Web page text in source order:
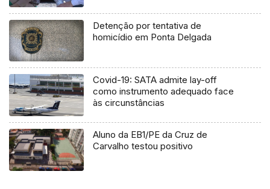
Detenção por tentativa de
homicídio em Ponta Delgada
Covid-19: SATA admite lay-off
como instrumento adequado face
às circunstâncias
Aluno da EB1/PE da Cruz de
Carvalho testou positivo